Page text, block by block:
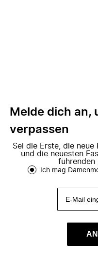
Melde dich an,
verpassen
Sei die Erste, die
und die neuesten
führenden
Ich mag